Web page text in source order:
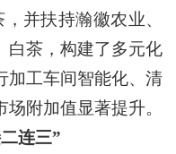
并扶持瀚徽农业、
白茶，构建了多元化
加工车间智能化、清
附加值显著提升。
连三”